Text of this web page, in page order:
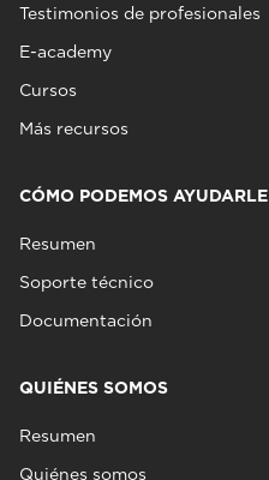
Testimonios de profesionales
E-academy
Cursos
Más recursos
CÓMO PODEMOS AYUDARLE
Resumen
Soporte técnico
Documentación
QUIÉNES SOMOS
Resumen
Quiénes somos